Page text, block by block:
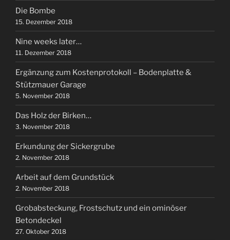
Die Bombe
15. Dezember 2018
Nine weeks later…
11. Dezember 2018
Ergänzung zum Kostenprotokoll – Bodenplatte &
Stützmauer Garage
5. November 2018
Das Holz der Birken…
3. November 2018
Erkundung der Sickergrube
2. November 2018
Arbeit auf dem Grundstück
2. November 2018
Grobabsteckung, Frostschutz und ein ominöser
Betondeckel
27. Oktober 2018